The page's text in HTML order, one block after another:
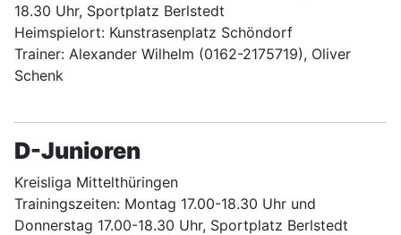
18.30 Uhr, Sportplatz Berlstedt
Heimspielort: Kunstrasenplatz Schöndorf
Trainer: Alexander Wilhelm (0162-2175719), Oliver
Schenk
D-Junioren
Kreisliga Mittelthüringen
Trainingszeiten: Montag 17.00-18.30 Uhr und
Donnerstag 17.00-18.30 Uhr, Sportplatz Berlstedt